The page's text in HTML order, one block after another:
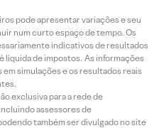
pode apresentar variações e seu
num curto espaço de tempo. Os
indicativos de resultados
líquida de impostos. As informações
simulações e os resultados reais
exclusiva para a rede de
assessores de
também ser divulgado no site